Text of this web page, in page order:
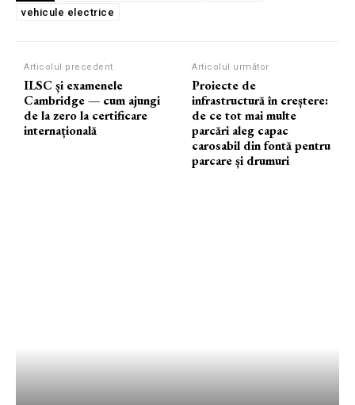
vehicule electrice
Articolul precedent
ILSC și examenele
Cambridge — cum ajungi
de la zero la certificare
internațională
Articolul următor
Proiecte de
infrastructură în creștere:
de ce tot mai multe
parcări aleg capac
carosabil din fontă pentru
parcare și drumuri